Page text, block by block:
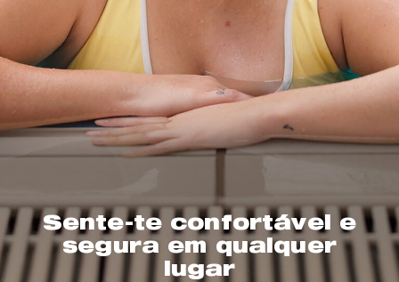
Sente-te confortável e
segura em qualquer
lugar